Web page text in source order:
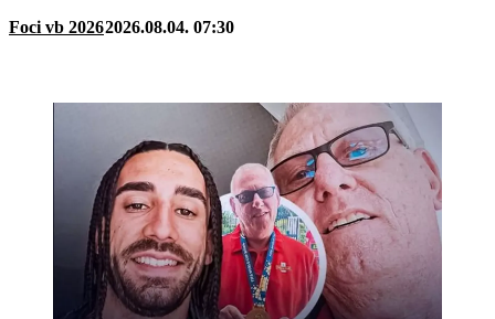
Foci vb 20262026.08.04. 07:30